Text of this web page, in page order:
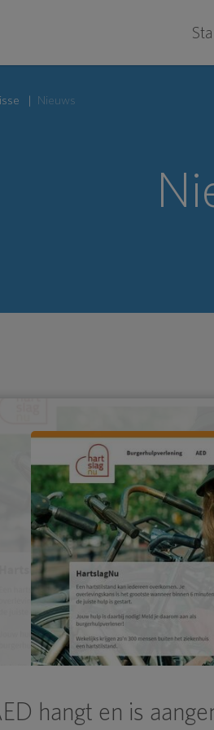
Nieuws
hangt en is